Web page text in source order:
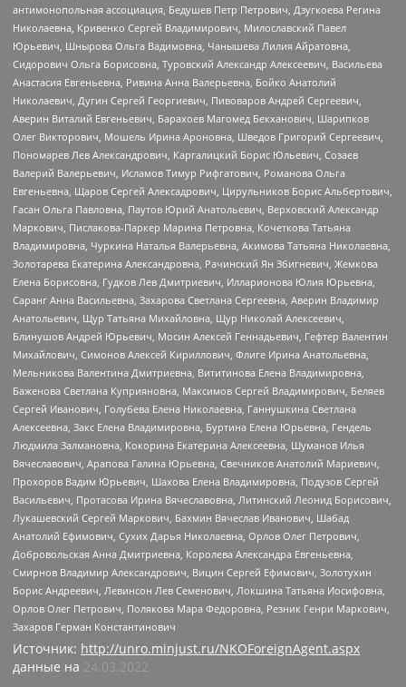
антимонопольная ассоциация, Бедушев Петр Петрович, Дзугкоева Регина
Николаевна, Кривенко Сергей Владимирович, Милославский Павел
Юрьевич, Шнырова Ольга Вадимовна, Чанышева Лилия Айратовна,
Сидорович Ольга Борисовна, Туровский Александр Алексеевич, Васильева
Анастасия Евгеньевна, Ривина Анна Валерьевна, Бойко Анатолий
Николаевич, Дугин Сергей Георгиевич, Пивоваров Андрей Сергеевич,
Аверин Виталий Евгеньевич, Барахоев Магомед Бекханович, Шарипков
Олег Викторович, Мошель Ирина Ароновна, Шведов Григорий Сергеевич,
Пономарев Лев Александрович, Каргалицкий Борис Юльевич, Созаев
Валерий Валерьевич, Исламов Тимур Рифгатович, Романова Ольга
Евгеньевна, Щаров Сергей Алексадрович, Цирульников Борис Альбертович,
Гасан Ольга Павловна, Паутов Юрий Анатольевич, Верховский Александр
Маркович, Пислакова-Паркер Марина Петровна, Кочеткова Татьяна
Владимировна, Чуркина Наталья Валерьевна, Акимова Татьяна Николаевна,
Золотарева Екатерина Александровна, Рачинский Ян Збигневич, Жемкова
Елена Борисовна, Гудков Лев Дмитриевич, Илларионова Юлия Юрьевна,
Саранг Анна Васильевна, Захарова Светлана Сергеевна, Аверин Владимир
Анатольевич, Щур Татьяна Михайловна, Щур Николай Алексеевич,
Блинушов Андрей Юрьевич, Мосин Алексей Геннадьевич, Гефтер Валентин
Михайлович, Симонов Алексей Кириллович, Флиге Ирина Анатольевна,
Мельникова Валентина Дмитриевна, Вититинова Елена Владимировна,
Баженова Светлана Куприяновна, Максимов Сергей Владимирович, Беляев
Сергей Иванович, Голубева Елена Николаевна, Ганнушкина Светлана
Алексеевна, Закс Елена Владимировна, Буртина Елена Юрьевна, Гендель
Людмила Залмановна, Кокорина Екатерина Алексеевна, Шуманов Илья
Вячеславович, Арапова Галина Юрьевна, Свечников Анатолий Мариевич,
Прохоров Вадим Юрьевич, Шахова Елена Владимировна, Подузов Сергей
Васильевич, Протасова Ирина Вячеславовна, Литинский Леонид Борисович,
Лукашевский Сергей Маркович, Бахмин Вячеслав Иванович, Шабад
Анатолий Ефимович, Сухих Дарья Николаевна, Орлов Олег Петрович,
Добровольская Анна Дмитриевна, Королева Александра Евгеньевна,
Смирнов Владимир Александрович, Вицин Сергей Ефимович, Золотухин
Борис Андреевич, Левинсон Лев Семенович, Локшина Татьяна Иосифовна,
Орлов Олег Петрович, Полякова Мара Федоровна, Резник Генри Маркович,
Захаров Герман Константинович
Источник: http://unro.minjust.ru/NKOForeignAgent.aspx
данные на 24.03.2022